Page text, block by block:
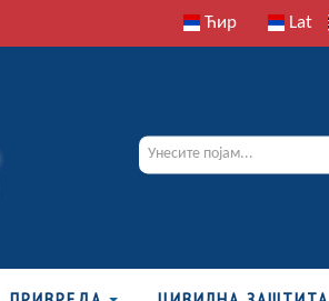
Ћир Lat